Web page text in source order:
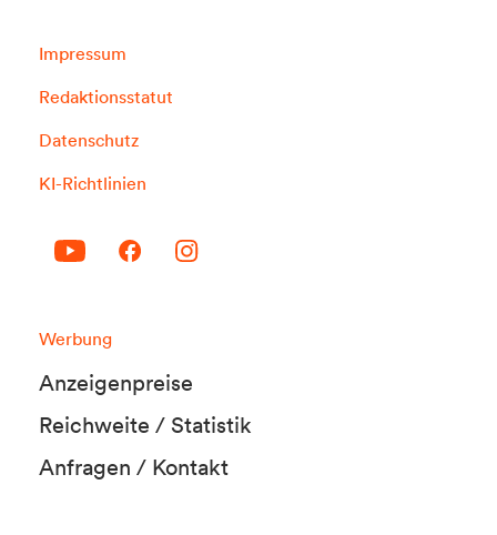
Impressum
Redaktionsstatut
Datenschutz
KI-Richtlinien
Werbung
Anzeigenpreise
Reichweite / Statistik
Anfragen / Kontakt